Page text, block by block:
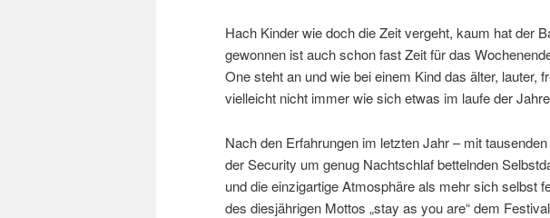
Hach Kinder wie doch die Zeit vergeht, kaum hat der
gewonnen ist auch schon fast Zeit für das
One steht an und wie bei einem Kind das älter, lauter,
vielleicht nicht immer wie sich etwas im laufe der
Nach den Erfahrungen im letzten Jahr – mit
der Security um genug Nachtschlaf bettelnden
und die einzigartige Atmosphäre als mehr sich selbst
des diesjährigen Mottos „stay as you are“ dem